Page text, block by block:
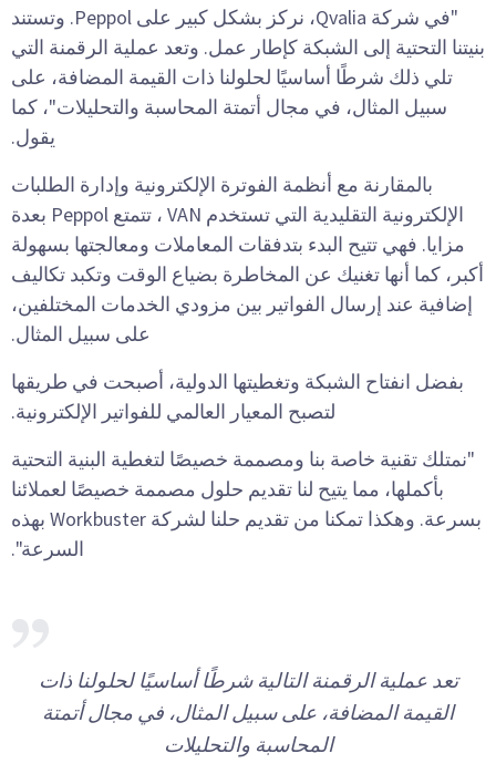
"في شركة Qvalia، نركز بشكل كبير على Peppol. وتستند
بنيتنا التحتية إلى الشبكة كإطار عمل. وتعد عملية الرقمنة التي
تلي ذلك شرطًا أساسيًا لحلولنا ذات القيمة المضافة، على
سبيل المثال، في مجال أتمتة المحاسبة والتحليلات"، كما
يقول.
بالمقارنة مع أنظمة الفوترة الإلكترونية وإدارة الطلبات
الإلكترونية التقليدية التي تستخدم VAN ، تتمتع Peppol بعدة
مزايا. فهي تتيح البدء بتدفقات المعاملات ومعالجتها بسهولة
أكبر، كما أنها تغنيك عن المخاطرة بضياع الوقت وتكبد تكاليف
إضافية عند إرسال الفواتير بين مزودي الخدمات المختلفين،
على سبيل المثال.
بفضل انفتاح الشبكة وتغطيتها الدولية، أصبحت في طريقها
لتصبح المعيار العالمي للفواتير الإلكترونية.
"نمتلك تقنية خاصة بنا ومصممة خصيصًا لتغطية البنية التحتية
بأكملها، مما يتيح لنا تقديم حلول مصممة خصيصًا لعملائنا
بسرعة. وهكذا تمكنا من تقديم حلنا لشركة Workbuster بهذه
السرعة".
تعد عملية الرقمنة التالية شرطًا أساسيًا لحلولنا ذات
القيمة المضافة، على سبيل المثال، في مجال أتمتة
المحاسبة والتحليلات